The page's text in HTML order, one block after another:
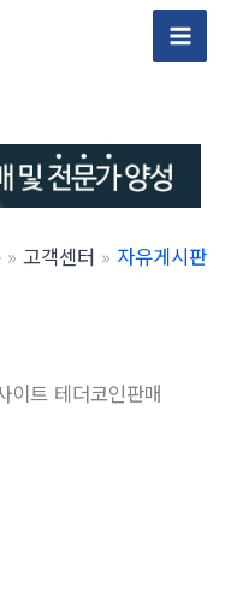
Main
고객센터 자유게시판
트 테더코인판매